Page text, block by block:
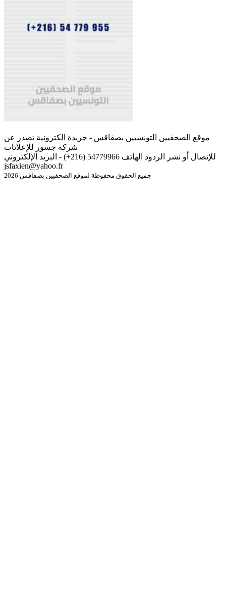
موقع الصحفيين التونسيين بصفاقس - جريدة الكترونية تصدر عن
شركة جسور للإعلانات
للإتصال أو نشر الردود الهاتف 54779966 (216+) - البريد الإلكتروني
jsfaxien@yahoo.fr
جميع الحقوق محفوظة لموقع الصحفيين بصفاقس 2026